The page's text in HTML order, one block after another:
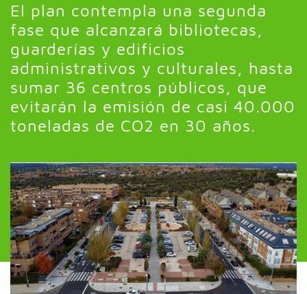
El plan contempla una segunda
fase que alcanzará bibliotecas,
guarderías y edificios
administrativos y culturales, hasta
sumar 36 centros públicos, que
evitarán la emisión de casi 40.000
toneladas de CO2 en 30 años.